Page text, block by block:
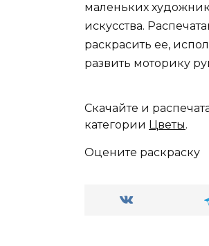
маленьких
искусства.
раскрасить ее,
развить моторику
Скачайте и
категории Цветы.
Оцените раскраску